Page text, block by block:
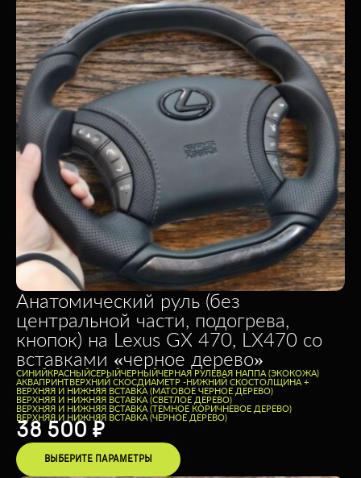
Анатомический руль (без
центральной части, подогрева,
кнопок) на Lexus GX 470, LX470 со
вставками «черное дерево»
CИНИЙКРАСНЫЙСЕРЫЙЧЕРНЫЙЧЕРНАЯ РУЛЕВАЯ НАППА (ЭКОКОЖА)
АКВАПРИНТВЕРХНИЙ СКОСДИАМЕТР -НИЖНИЙ СКОСТОЛЩИНА +
ВЕРХНЯЯ И НИЖНЯЯ ВСТАВКА (МАТОВОЕ ЧЕРНОЕ ДЕРЕВО)
ВЕРХНЯЯ И НИЖНЯЯ ВСТАВКА (СВЕТЛОЕ ДЕРЕВО)
ВЕРХНЯЯ И НИЖНЯЯ ВСТАВКА (ТЕМНОЕ КОРИЧНЕВОЕ ДЕРЕВО)
ВЕРХНЯЯ И НИЖНЯЯ ВСТАВКА (ЧЕРНОЕ ДЕРЕВО)
38 500 ₽
ВЫБЕРИТЕ ПАРАМЕТРЫ